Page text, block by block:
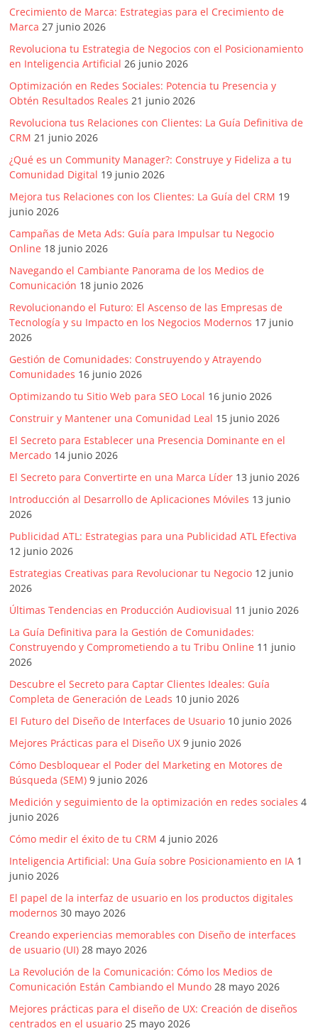
Agencias,
Empresas,
Tendencias,
Trendings,
Dinero,
Economía,
Diseño
Web,
Móviles,
Estrategias
Digitales,
Estrategias
Publicitarias,
Alianzas,
Innovación,
Noticias,
Artículos,
Contenidos
de
Calidad,
Eventos
de
Marketing,
Mercadotecnia,
Eventos
Publicitarios,
Colecciónes,
Marcas,
Insigns,
TV,
Radio,
Creatividad,
SEM,
Free
Press,
RRPP,
Spots,
Comerciales,
Periodismo,
Magazines
ATL,
BTL,
Periódicos
y
Producción
Gráfica
en
Colombia.
Crecimiento de Marca: Estrategias para el Crecimiento de
Marca 27 junio 2026
Revoluciona tu Estrategia de Negocios con el Posicionamiento
en Inteligencia Artificial 26 junio 2026
Optimización en Redes Sociales: Potencia tu Presencia y
Obtén Resultados Reales 21 junio 2026
Revoluciona tus Relaciones con Clientes: La Guía Definitiva de
CRM 21 junio 2026
¿Qué es un Community Manager?: Construye y Fideliza a tu
Comunidad Digital 19 junio 2026
Mejora tus Relaciones con los Clientes: La Guía del CRM 19
junio 2026
Campañas de Meta Ads: Guía para Impulsar tu Negocio
Online 18 junio 2026
Navegando el Cambiante Panorama de los Medios de
Comunicación 18 junio 2026
Revolucionando el Futuro: El Ascenso de las Empresas de
Tecnología y su Impacto en los Negocios Modernos 17 junio
2026
Gestión de Comunidades: Construyendo y Atrayendo
Comunidades 16 junio 2026
Optimizando tu Sitio Web para SEO Local 16 junio 2026
Construir y Mantener una Comunidad Leal 15 junio 2026
El Secreto para Establecer una Presencia Dominante en el
Mercado 14 junio 2026
El Secreto para Convertirte en una Marca Líder 13 junio 2026
Introducción al Desarrollo de Aplicaciones Móviles 13 junio
2026
Publicidad ATL: Estrategias para una Publicidad ATL Efectiva
12 junio 2026
Estrategias Creativas para Revolucionar tu Negocio 12 junio
2026
Últimas Tendencias en Producción Audiovisual 11 junio 2026
La Guía Definitiva para la Gestión de Comunidades:
Construyendo y Comprometiendo a tu Tribu Online 11 junio
2026
Descubre el Secreto para Captar Clientes Ideales: Guía
Completa de Generación de Leads 10 junio 2026
El Futuro del Diseño de Interfaces de Usuario 10 junio 2026
Mejores Prácticas para el Diseño UX 9 junio 2026
Cómo Desbloquear el Poder del Marketing en Motores de
Búsqueda (SEM) 9 junio 2026
Medición y seguimiento de la optimización en redes sociales 4
junio 2026
Cómo medir el éxito de tu CRM 4 junio 2026
Inteligencia Artificial: Una Guía sobre Posicionamiento en IA 1
junio 2026
El papel de la interfaz de usuario en los productos digitales
modernos 30 mayo 2026
Creando experiencias memorables con Diseño de interfaces
de usuario (UI) 28 mayo 2026
La Revolución de la Comunicación: Cómo los Medios de
Comunicación Están Cambiando el Mundo 28 mayo 2026
Mejores prácticas para el diseño de UX: Creación de diseños
centrados en el usuario 25 mayo 2026